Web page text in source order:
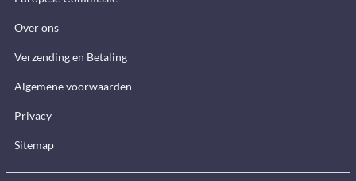
Over ons
Verzending en Betaling
Algemene voorwaarden
Privacy
Sitemap